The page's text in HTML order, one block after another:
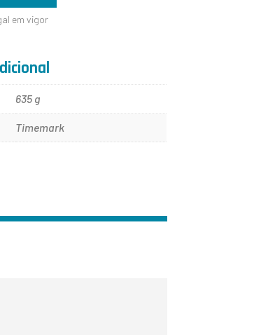
em vigor
635 g
Timemark